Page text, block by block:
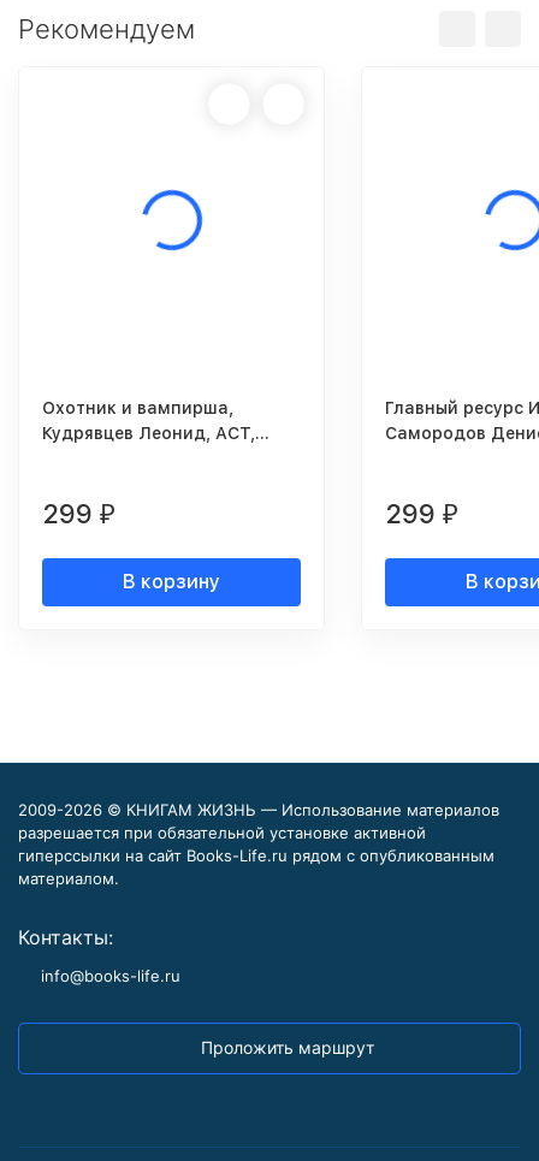
Рекомендуем
Охотник и вампирша,
Кудрявцев Леонид, АСТ,
299 ₽
В корзину
Главный ресурс
Самородов
299 ₽
В
2009-2026 © КНИГАМ ЖИЗНЬ — Использование материалов
разрешается при обязательной установке активной
гиперссылки на сайт Books-Life.ru рядом с опубликованным
материалом.
Контакты:
info@books-life.ru
Проложить маршрут